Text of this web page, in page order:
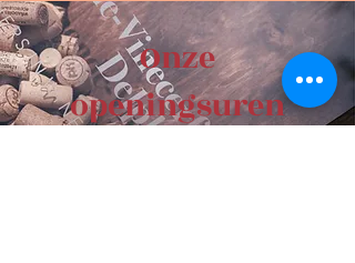
Onze
openingsuren